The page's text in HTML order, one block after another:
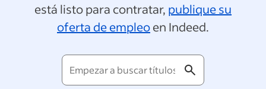
está listo para contratar, publique su
oferta de empleoen Indeed.
Empezar
a